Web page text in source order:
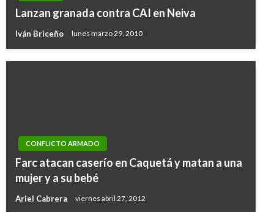
Lanzan granada contra CAI en Neiva
Iván Briceño lunes marzo 29, 2010
CONFLICTO ARMADO
Farc atacan caserío en Caquetá y matan a una
mujer y a su bebé
Ariel Cabrera viernes abril 27, 2012
Armada rescata a dos personas en la Bahía de